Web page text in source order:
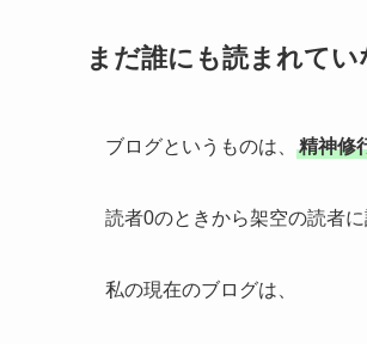
まだ誰にも読まれて
ブログというものは、 精神修
読者0のときから架空の読者
私の現在のブログは、